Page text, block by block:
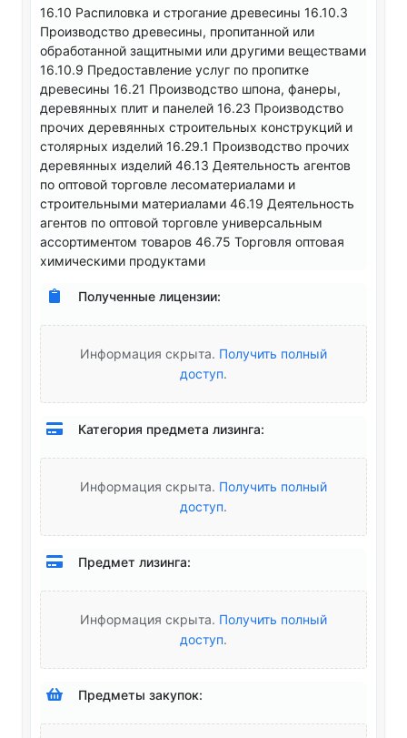
16.10 Распиловка и строгание древесины 16.10.3
Производство древесины, пропитанной или
обработанной защитными или другими веществами
16.10.9 Предоставление услуг по пропитке
древесины 16.21 Производство шпона, фанеры,
деревянных плит и панелей 16.23 Производство
прочих деревянных строительных конструкций и
столярных изделий 16.29.1 Производство прочих
деревянных изделий 46.13 Деятельность агентов
по оптовой торговле лесоматериалами и
строительными материалами 46.19 Деятельность
агентов по оптовой торговле универсальным
ассортиментом товаров 46.75 Торговля оптовая
химическими продуктами
Полученные лицензии:
Информация скрыта. Получить полный
доступ.
Категория предмета лизинга:
Информация скрыта. Получить полный
доступ.
Предмет лизинга:
Информация скрыта. Получить полный
доступ.
Предметы закупок: